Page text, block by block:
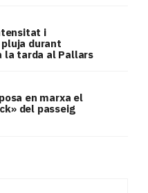
i
durant
la tarda al Pallars
en marxa el
del passeig